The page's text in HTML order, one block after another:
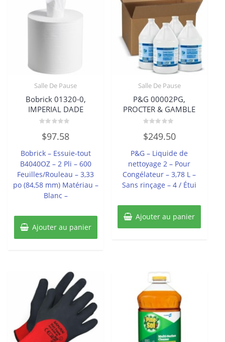
Salle De Pause
Bobrick 01320-0,
IMPERIAL DADE
0
sur
$97.58
Bobrick – Essuie-tout
B4040OZ – 2 Pli – 600
Feuilles/Rouleau – 3,33
po (84,58 mm) Matériau –
Blanc –
Ajouter au panier
Salle De Pause
P&G 00002PG,
PROCTER & GAMBLE
0
sur
$249.50
P&G – Liquide de
nettoyage 2 – Pour
Congélateur – 3,78 L –
Sans rinçage – 4 / Étui
Ajouter au panier